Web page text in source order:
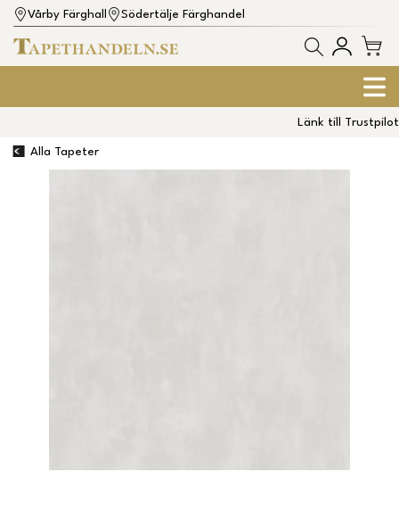
Vårby Färghall Södertälje Färghandel
Länk till Trustpilot
Alla Tapeter